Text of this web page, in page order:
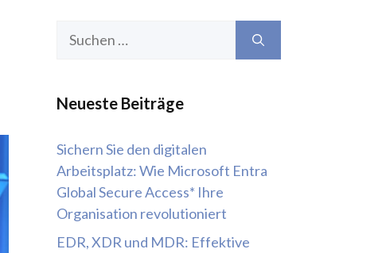
Neueste Beiträge
Sichern Sie den digitalen
Arbeitsplatz: Wie Microsoft Entra
Global Secure Access* Ihre
Organisation revolutioniert
EDR, XDR und MDR: Effektive